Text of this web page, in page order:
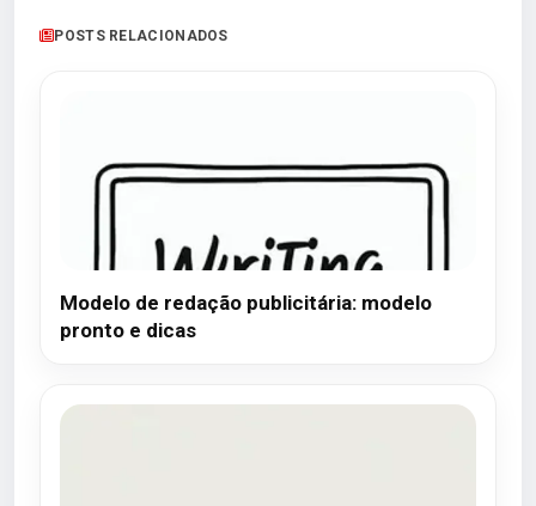
POSTS RELACIONADOS
Modelo de redação publicitária: modelo
pronto e dicas